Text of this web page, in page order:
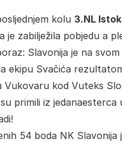
kolu 3.NL Istok
je zabilježila pobjedu a
Slavonija je na
ekipu Svačića
Vukovaru kod Vuteks
primili iz jedanaesterca
54 boda NK Slavonija